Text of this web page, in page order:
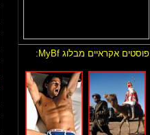
פוסטים אקראיים מבלוג MyBf: